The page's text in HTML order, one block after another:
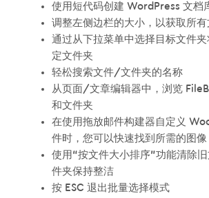
使用短代码创建 WordPress 文档
调整左侧边栏的大小，以获取所
通过从下拉菜单中选择目标文件
定文件夹
轻松搜索文件/文件夹的名称
从页面/文章编辑器中，浏览
和文件夹
在使用拖放邮件构建器自定义
件时，您可以快速找到所需的图像
使用“按文件大小排序”功能清除
件夹保持整洁
按 ESC 退出批量选择模式